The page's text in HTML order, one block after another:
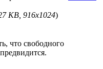
KB, 916x1024)
что свободного